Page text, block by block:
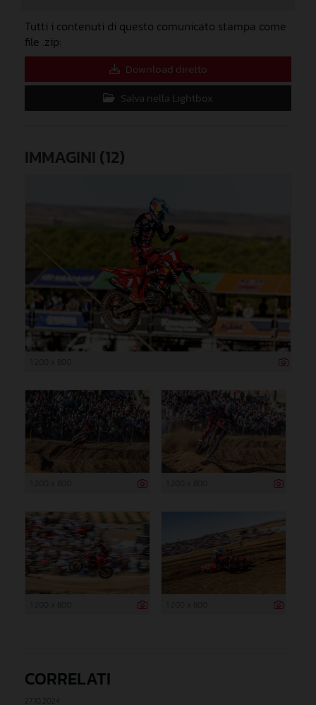
Tutti i contenuti di questo comunicato stampa come
file .zip:
Download diretto
Salva nella Lightbox
IMMAGINI (12)
CORRELATI